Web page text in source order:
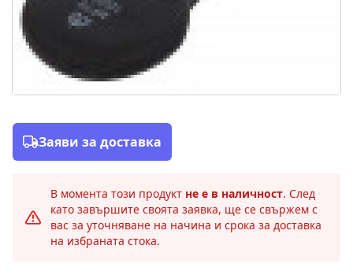
Заяви за доставка
В момента този продукт не е в наличност. След
като завършите своята заявка, ще се свържем с
вас за уточняване на начина и срока за доставка
на избраната стока.